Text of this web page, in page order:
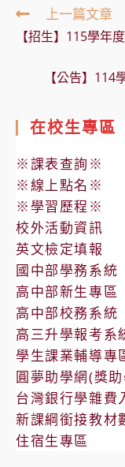
Read
more
articles
上一篇文章
【招生】115學年
【公告】
在校生專區
※課表查詢※
※線上點名※
※學習歷程※
校外活動資訊
英文檢定填報
國中部學務系統
高中部新生專區
高中部校務系統
高三升學報考系
學生課業輔導專
圓夢助學網(獎
台灣銀行學雜費
新課綱銜接教材
住宿生專區